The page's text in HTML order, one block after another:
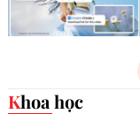
Khoa học